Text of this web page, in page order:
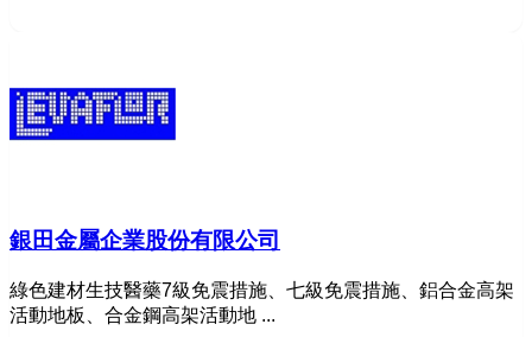
銀田金屬企業股份有限公司
綠色建材生技醫藥7級免震措施、七級免震措施、鋁合金高架
活動地板、合金鋼高架活動地 ...